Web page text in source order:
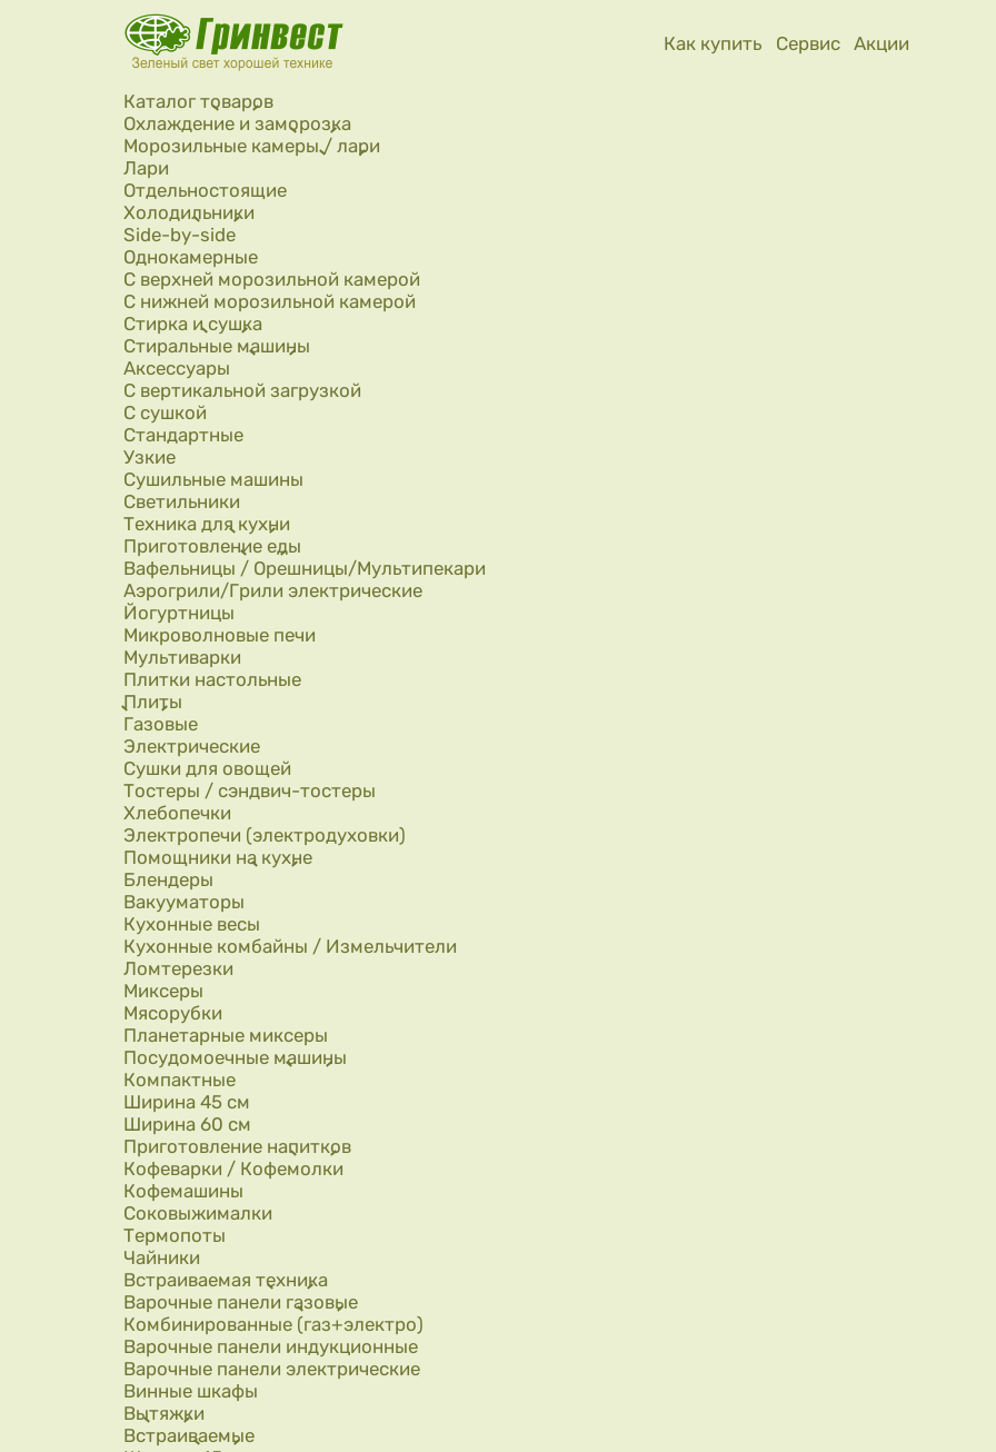
Перейти к основному содержанию
Как купить
Сервис Акции
Каталог товаров
Охлаждение и заморозка
Морозильные камеры / лари
Лари
Отдельностоящие
Холодильники
Side-by-side
Однокамерные
С верхней морозильной камерой
С нижней морозильной камерой
Стирка и сушка
Стиральные машины
Аксессуары
С вертикальной загрузкой
С сушкой
Стандартные
Узкие
Сушильные машины
Светильники
Техника для кухни
Приготовление еды
Вафельницы / Орешницы/Мультипекари
Аэрогрили/Грили электрические
Йогуртницы
Микроволновые печи
Мультиварки
Плитки настольные
Плиты
Газовые
Электрические
Сушки для овощей
Тостеры / сэндвич-тостеры
Хлебопечки
Электропечи (электродуховки)
Помощники на кухне
Блендеры
Вакууматоры
Кухонные весы
Кухонные комбайны / Измельчители
Ломтерезки
Миксеры
Мясорубки
Планетарные миксеры
Посудомоечные машины
Компактные
Ширина 45 см
Ширина 60 см
Приготовление напитков
Кофеварки / Кофемолки
Кофемашины
Соковыжималки
Термопоты
Чайники
Встраиваемая техника
Варочные панели газовые
Комбинированные (газ+электро)
Варочные панели индукционные
Варочные панели электрические
Винные шкафы
Вытяжки
Встраиваемые